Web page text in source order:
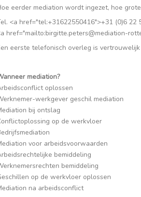
eerder mediation wordt ingezet, hoe
<a href="tel:+31622550416">+31 (0)6 22
href="mailto:birgitte.peters@mediation-
eerste telefonisch overleg is
mediation?
oplossen
werkgever geschil mediation
bij ontslag
op de werkvloer
voor arbeidsvoorwaarden
bemiddeling
bemiddeling
op de werkvloer oplossen
na arbeidsconflict